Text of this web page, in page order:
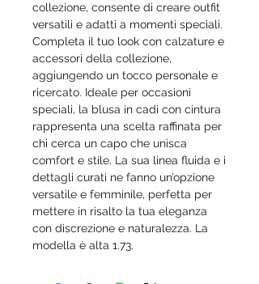
collezione, consente di creare outfit
versatili e adatti a momenti speciali.
Completa il tuo look con calzature e
accessori della collezione,
aggiungendo un tocco personale e
ricercato. Ideale per occasioni
speciali, la blusa in cadi con cintura
rappresenta una scelta raffinata per
chi cerca un capo che unisca
comfort e stile. La sua linea fluida e i
dettagli curati ne fanno un’opzione
versatile e femminile, perfetta per
mettere in risalto la tua eleganza
con discrezione e naturalezza. La
modella è alta 1.73.